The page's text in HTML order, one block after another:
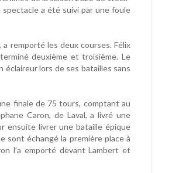
a été suivi par une foule
a remporté les deux courses. Félix
deuxième et troisième. Le
éclaireur lors de ses batailles sans
finale de 75 tours, comptant au
Caron, de Laval, a livré une
ensuite livrer une bataille épique
sont échangé la première place à
l’a emporté devant Lambert et